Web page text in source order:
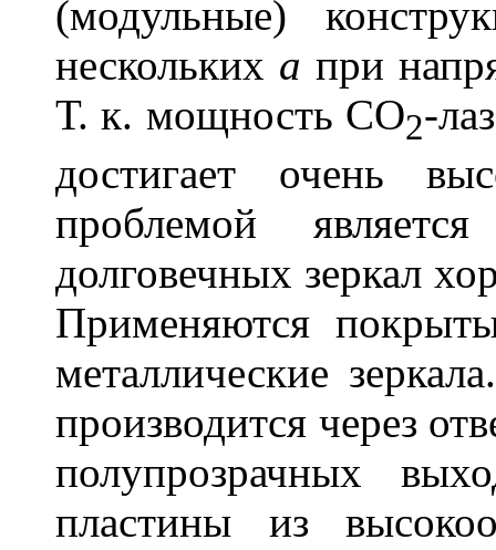
(модульные)
нескольких а при
Т. к. мощность СО2-
достигает очень
проблемой является
долговечных зеркал
Применяются
металлические
производится через
полупрозрачных
пластины из